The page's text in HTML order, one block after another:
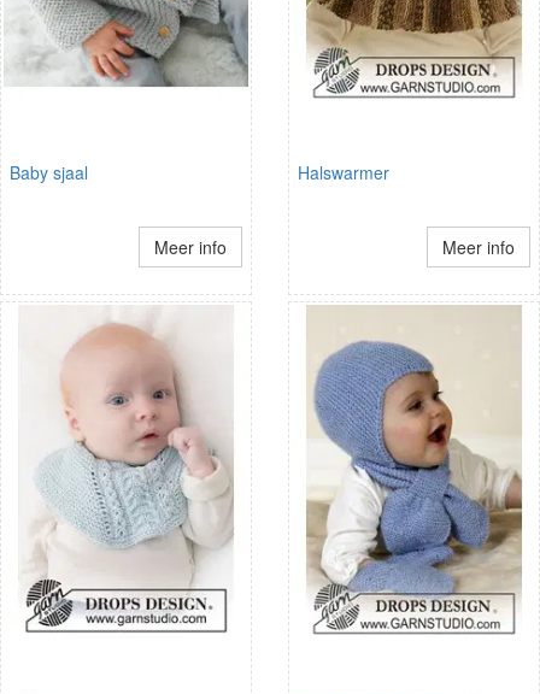
Baby sjaal
Meer info
Halswarmer
Meer info